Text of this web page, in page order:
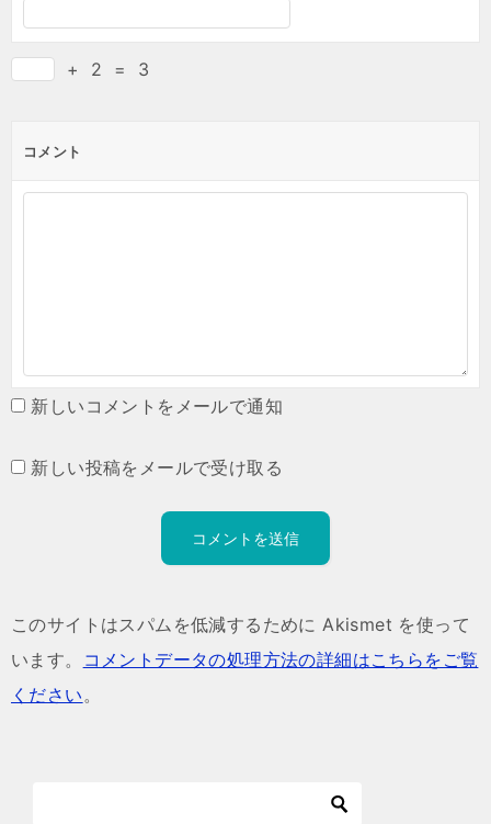
+ 2 = 3
コメント
新しいコメントをメールで通知
新しい投稿をメールで受け取る
このサイトはスパムを低減するために Akismet を使って
います。
コメントデータの処理方法の詳細はこちらをご覧
ください。